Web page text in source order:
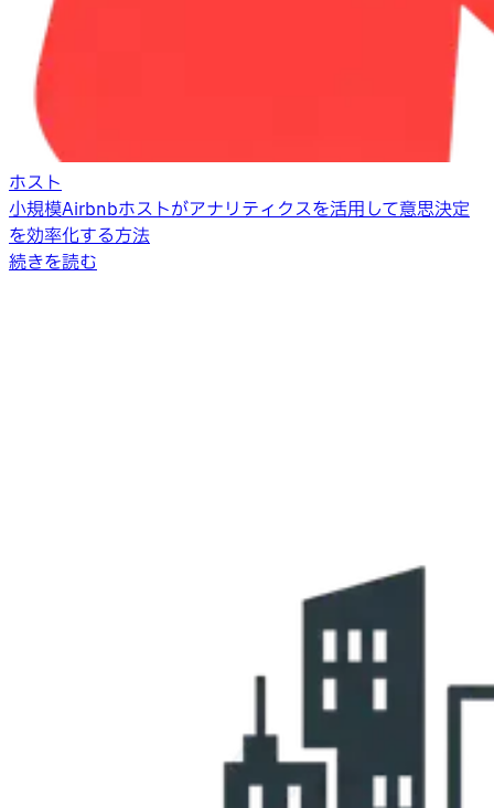
ホスト
小規模Airbnbホストがアナリティクスを活用して意思決定
を効率化する方法
続きを読む